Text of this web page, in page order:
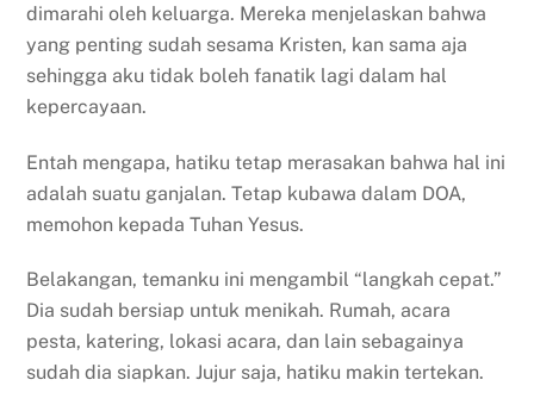
dimarahi oleh keluarga. Mereka menjelaskan bahwa
yang penting sudah sesama Kristen, kan sama aja
sehingga aku tidak boleh fanatik lagi dalam hal
kepercayaan.
Entah mengapa, hatiku tetap merasakan bahwa hal ini
adalah suatu ganjalan. Tetap kubawa dalam DOA,
memohon kepada Tuhan Yesus.
Belakangan, temanku ini mengambil “langkah cepat.”
Dia sudah bersiap untuk menikah. Rumah, acara
pesta, katering, lokasi acara, dan lain sebagainya
sudah dia siapkan. Jujur saja, hatiku makin tertekan.